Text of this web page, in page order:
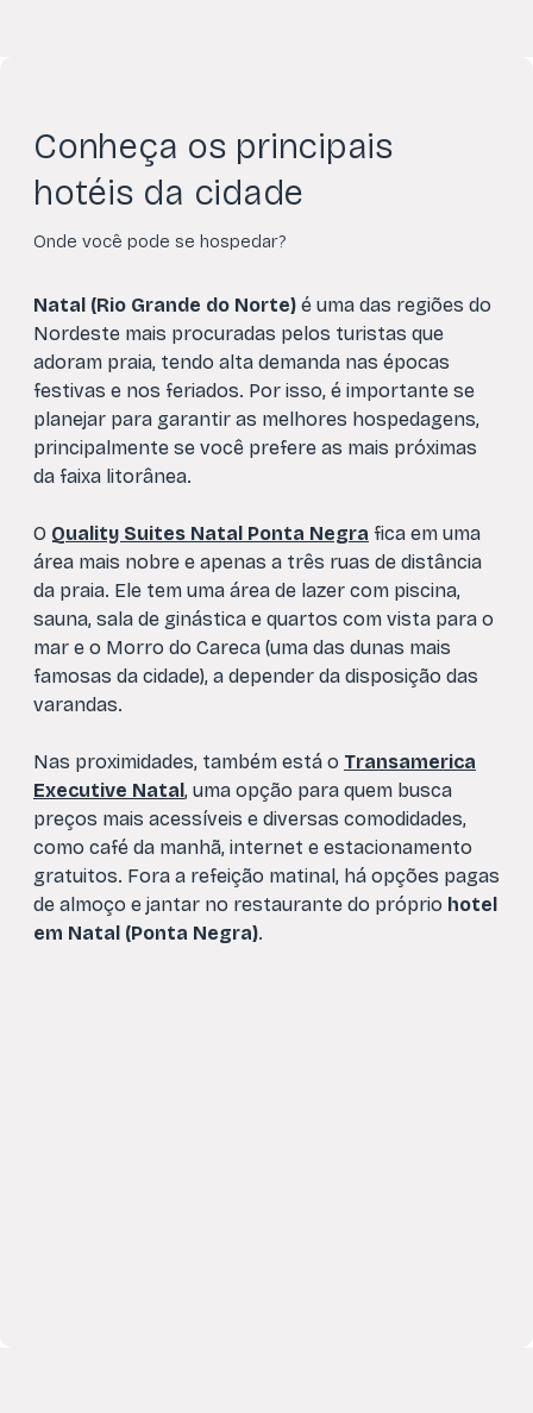
Conheça os principais
hotéis da cidade
Onde você pode se hospedar?
Natal (Rio Grande do Norte) é uma das regiões do
Nordeste mais procuradas pelos turistas que
adoram praia, tendo alta demanda nas épocas
festivas e nos feriados. Por isso, é importante se
planejar para garantir as melhores hospedagens,
principalmente se você prefere as mais próximas
da faixa litorânea.
O Quality Suites Natal Ponta Negra fica em uma
área mais nobre e apenas a três ruas de distância
da praia. Ele tem uma área de lazer com piscina,
sauna, sala de ginástica e quartos com vista para o
mar e o Morro do Careca (uma das dunas mais
famosas da cidade), a depender da disposição das
varandas.
Nas proximidades, também está o Transamerica
Executive Natal, uma opção para quem busca
preços mais acessíveis e diversas comodidades,
como café da manhã, internet e estacionamento
gratuitos. Fora a refeição matinal, há opções pagas
de almoço e jantar no restaurante do próprio hotel
em Natal (Ponta Negra).